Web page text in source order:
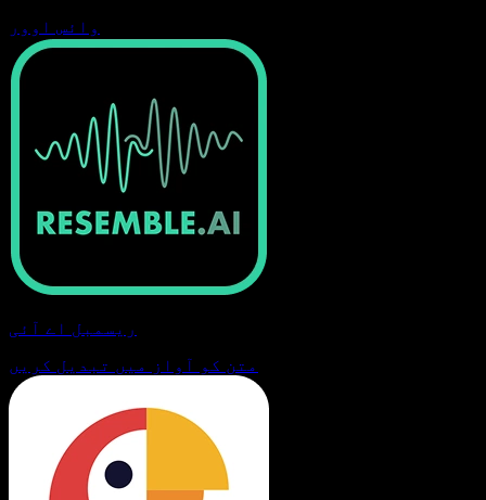
وائس اوور
ریسمبل اے آئی
متن کو آواز میں تبدیل کریں